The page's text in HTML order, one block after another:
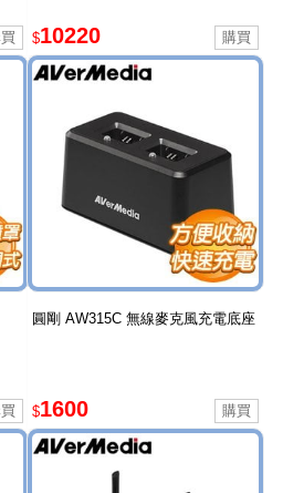
$10220
圓剛 AW315C 無線麥克風充電底座
$1600